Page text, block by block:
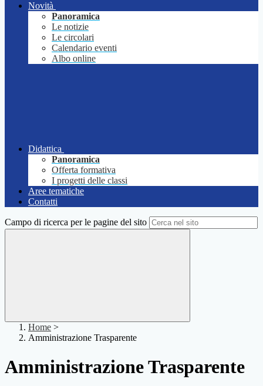
Novità
Panoramica
Le notizie
Le circolari
Calendario eventi
Albo online
Didattica
Panoramica
Offerta formativa
I progetti delle classi
Aree tematiche
Contatti
Campo di ricerca per le pagine del sito
Home >
Amministrazione Trasparente
Amministrazione Trasparente